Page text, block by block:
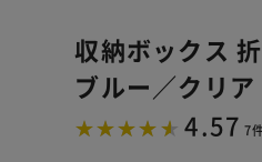
収納ボックス
ブルー／クリア
4.57 7